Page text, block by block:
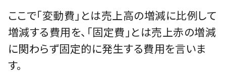
ここで「変動費」とは売上高の増減に比例して
増減する費用を、「固定費」とは売上赤の増減
に関わらず固定的に発生する費用を言いま
す。